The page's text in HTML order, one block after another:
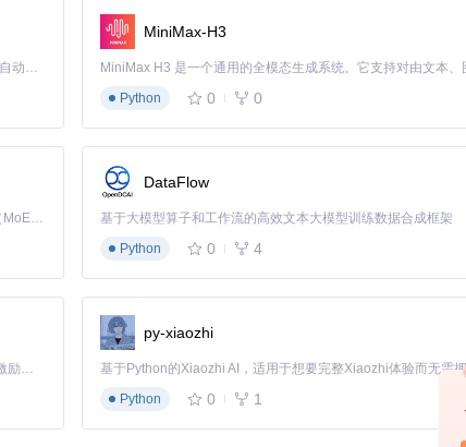
的状态指示，在深色背景下既美观又不刺眼，非常适合长时间夜间
Claude Code 的开源替代方案。连接任意大模型，编辑代码，运行命令，自动验证 — 全自动执行。用 Rust 构建，极致性能。 ｜ An open-source alternative to Claude Code. Connect any LLM, edit code, run commands, and verify changes — autonomously. Built in Rust for speed. Get Started
MiniMax-H3
Python
0 0
Kimi K3 是Kimi能力最强的模型：这是一个拥有 2.8 万亿参数的混合专家（MoE）模型，具备原生视觉理解能力，并支持 100 万 token 的上下文窗口。
DataFlow
基于大模型算子和工作流的高效文本大模型训练数据合成框架
Python
0 4
「源启盛夏」暑期校园开发者成长计划旨在激活校园开源力量，通过积分激励、认证扶持、资源倾斜等形式，引导高校组织和开发者完成「入驻 — 建项目 — 做贡献 — 获认证 — 得资源」的完整闭环。无论你是想带领社团入驻平台的组织者，还是希望用代码贡献证明自己的开发者，都能在这里找到属于你的成长路径。
py-xiaozhi
Python
0 1